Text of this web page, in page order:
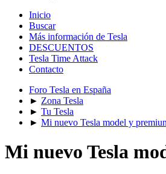
Inicio
Buscar
Más información de Tesla
DESCUENTOS
Tesla Time Attack
Contacto
Foro Tesla en España
► Zona Tesla
► Tu Tesla
► Mi nuevo Tesla model y
Mi nuevo Tesla